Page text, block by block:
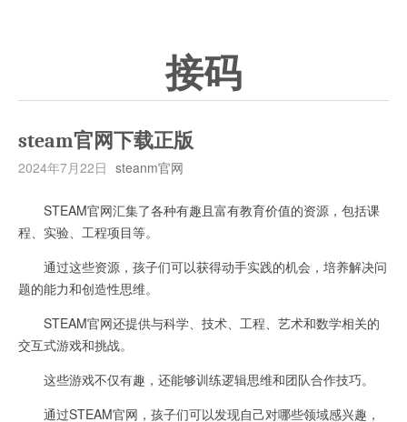
接码
steam官网下载正版
2024年7月22日 steanm官网
STEAM官网汇集了各种有趣且富有教育价值的资源，包括课
程、实验、工程项目等。
通过这些资源，孩子们可以获得动手实践的机会，培养解决问
题的能力和创造性思维。
STEAM官网还提供与科学、技术、工程、艺术和数学相关的
交互式游戏和挑战。
这些游戏不仅有趣，还能够训练逻辑思维和团队合作技巧。
通过STEAM官网，孩子们可以发现自己对哪些领域感兴趣，